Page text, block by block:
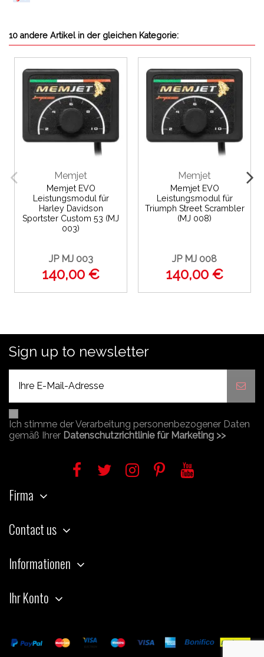
10 andere Artikel in der gleichen Kategorie:
Memjet
Memjet EVO
Leistungsmodul für
Harley Davidson
Sportster Custom 53 (MJ
003)
JP MJ 003
140,00 €
Memjet
Memjet EVO
Leistungsmodul für
Triumph Street Scrambler
(MJ 008)
JP MJ 008
140,00 €
Sign up to newsletter
Ich stimme der Verarbeitung personenbezogener Daten
gemäß Ihrer Datenschutzrichtlinie für Marketing >>
Firma
Contact us
Informationen
Ihr Konto